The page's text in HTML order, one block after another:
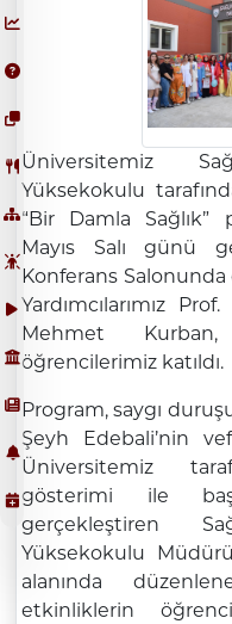
Üniversitemiz
Yüksekokulu
“Bir Damla Sağlık”
Mayıs Salı günü
Konferans
Yardımcılarımız
Mehmet
öğrencilerimiz katıldı.
Program, saygı
Şeyh Edebali’nin
Üniversitemiz
gösterimi ile
gerçekleştiren
Yüksekokulu
alanında
etkinliklerin